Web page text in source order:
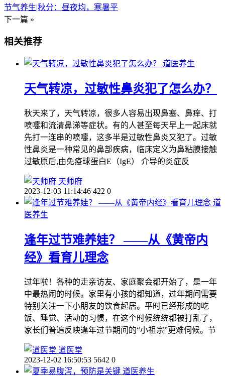
节气养生|秋分：昼夜均，寒暑平
下一篇 »
相关推荐
道医养生
天气转凉，过敏性鼻炎犯了怎么办？
秋天来了，天气转凉，很多人容易出现鼻塞、鼻痒、打
喷嚏和流清鼻涕等症状。有的人甚至每天早上一起床就
先打一连串的喷嚏，这多半是过敏性鼻炎又犯了。过敏
性鼻炎是一种常见的鼻部疾病，临床定义为鼻粘膜接触
过敏原后,由免疫球蛋白E（IgE） 介导的炎症反
天师府
2023-12-03 11:14:46 422 0
道
医养生
逢年过节难养娃？ ——从《黄帝内
经》看育儿理念
过年啦！各种的走亲访友、家庭聚会都开始了，是一年
中最热闹的时候。家里有小孩的都知道，过年期间需要
特别关注一下小朋友的饮食起居。平时已经形成的吃
饭、睡觉、活动的习惯，在这个时候统统都被打乱了，
家长们普遍反映逢年过节期间的“小祖宗”更难伺候。节
道医堂
2023-12-02 16:50:53 5642 0
道医养生